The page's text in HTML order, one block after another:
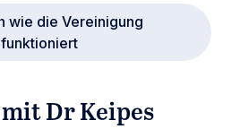
wie die Vereinigung
funktioniert
Dr Keipes